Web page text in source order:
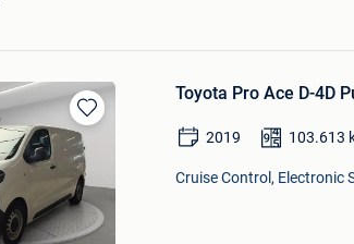
Bewaren
in
Mijn
Favorieten
Toyota Pro Ace D-4D
2019 103.613
Cruise Control, Electronic